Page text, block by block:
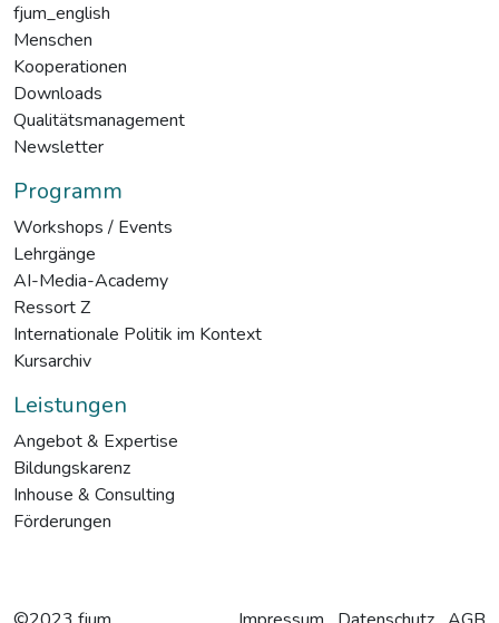
fjum_english
Menschen
Kooperationen
Downloads
Qualitätsmanagement
Newsletter
Programm
Workshops / Events
Lehrgänge
AI-Media-Academy
Ressort Z
Internationale Politik im Kontext
Kursarchiv
Leistungen
Angebot & Expertise
Bildungskarenz
Inhouse & Consulting
Förderungen